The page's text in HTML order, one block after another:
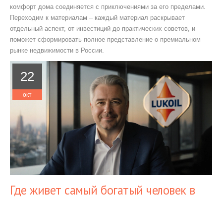
комфорт дома соединяется с приключениями за его пределами.
Переходим к материалам – каждый материал раскрывает
отдельный аспект, от инвестиций до практических советов, и
поможет сформировать полное представление о премиальном
рынке недвижимости в России.
22
окт
Где живет самый богатый человек в